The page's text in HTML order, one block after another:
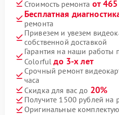
Стоимость ремонта от
Бесплатная
ремонта
Привезем и увезем
собственной доставкой
Гарантия на наши работы
Colorfulдо 3-х лет
Срочный ремонт
часа
Скидка для вас до 20%
Получите 1500 рублей на
Оригинальные